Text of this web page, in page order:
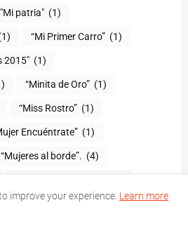
"Mi patria" (1)
“Mi Primer Carro” (1)
2015" (1)
“Minita de Oro” (1)
“Miss Rostro” (1)
Encuéntrate” (1)
“Mujeres al borde”. (4)
“Mundo Chiquito”
improve your experience. Learn more